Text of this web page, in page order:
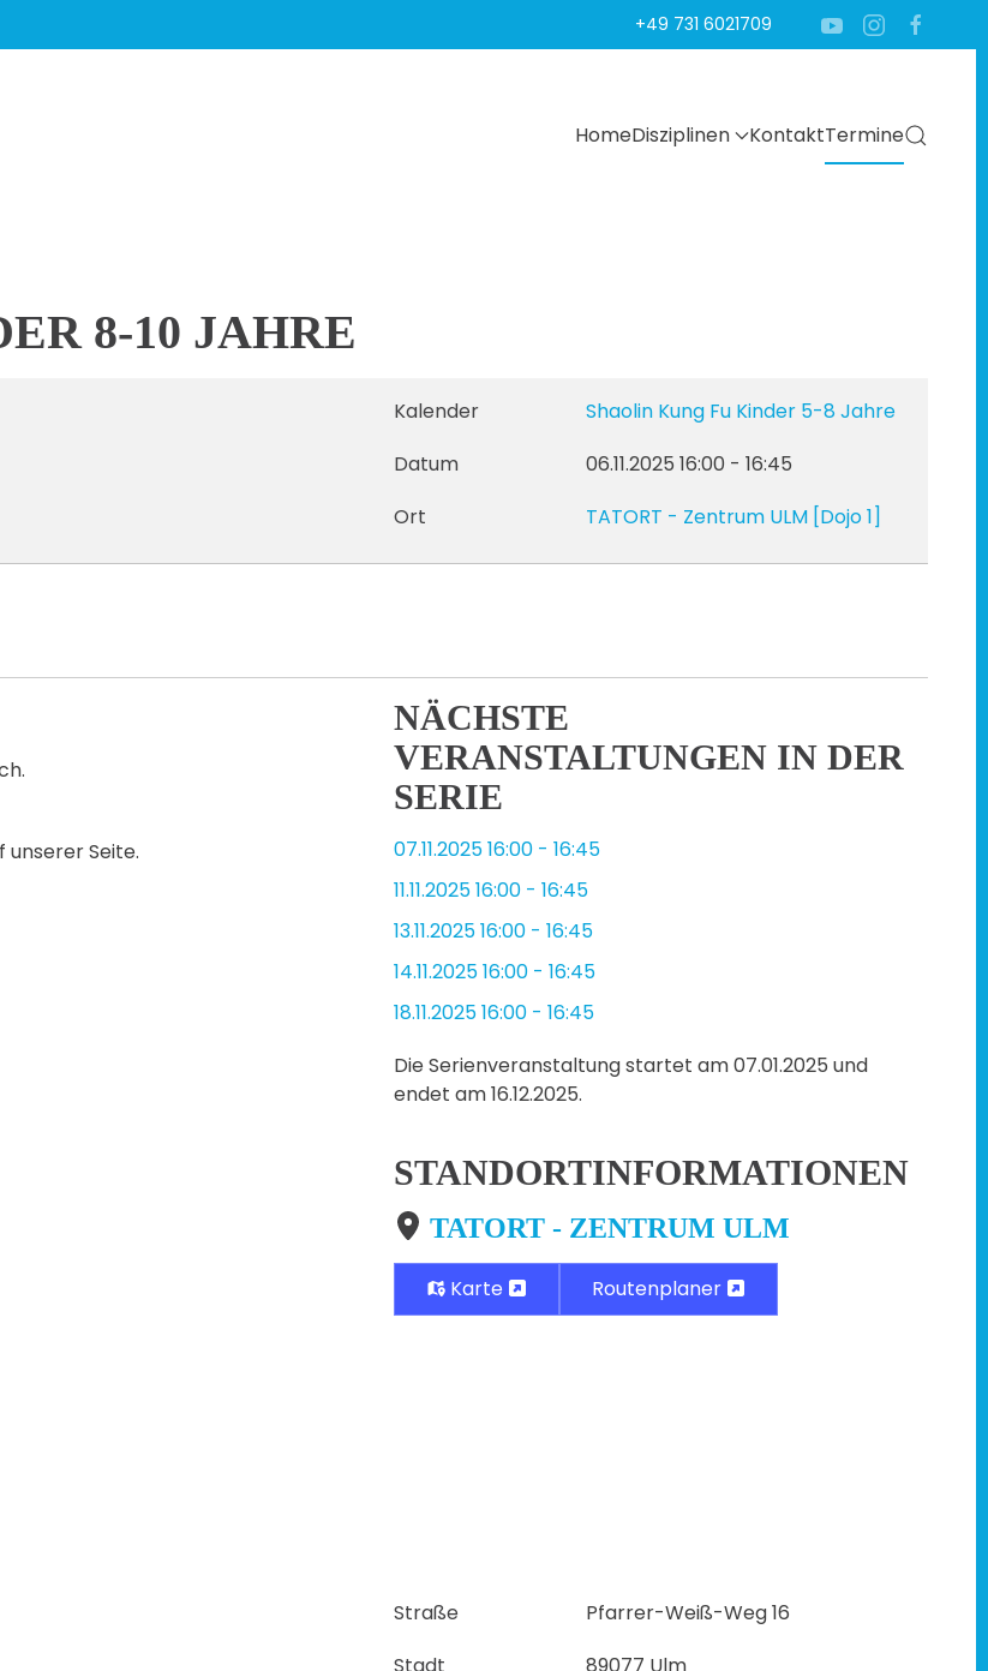
+49 731 6021709
HomeDisziplinen KontaktTermine
8-10 JAHRE
Kalender
Shaolin Kung Fu Kinder 5-8 Jahre
Datum
06.11.2025 16:00 - 16:45
Ort
TATORT - Zentrum ULM [Dojo 1]
unserer Seite.
NÄCHSTE
VERANSTALTUNGEN IN DER
SERIE
07.11.202516:00 - 16:45
11.11.202516:00 - 16:45
13.11.202516:00 - 16:45
14.11.202516:00 - 16:45
18.11.202516:00 - 16:45
Die Serienveranstaltung startet am 07.01.2025 und
endet am 16.12.2025.
STANDORTINFORMATIONEN
TATORT - ZENTRUM ULM
Karte Routenplaner
Straße
Pfarrer-Weiß-Weg 16